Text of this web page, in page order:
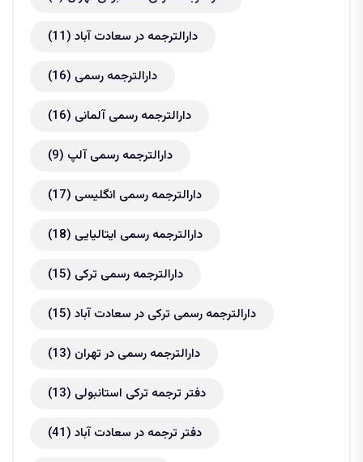
دارالترجمه در سعادت آباد (11)
دارالترجمه رسمی (16)
دارالترجمه رسمی آلمانی (16)
دارالترجمه رسمی آلپ (9)
دارالترجمه رسمی انگلیسی (17)
دارالترجمه رسمی ایتالیایی (18)
دارالترجمه رسمی ترکی (15)
دارالترجمه رسمی ترکی در سعادت آباد (15)
دارالترجمه رسمی در تهران (13)
دفتر ترجمه ترکی استانبولی (13)
دفتر ترجمه در سعادت آباد (41)